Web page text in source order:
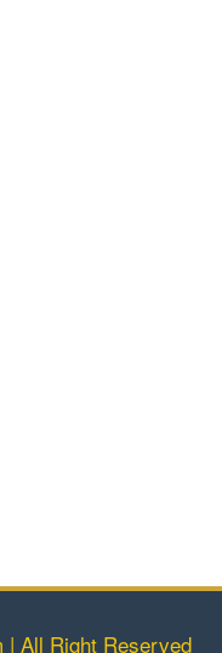
All Right Reserved